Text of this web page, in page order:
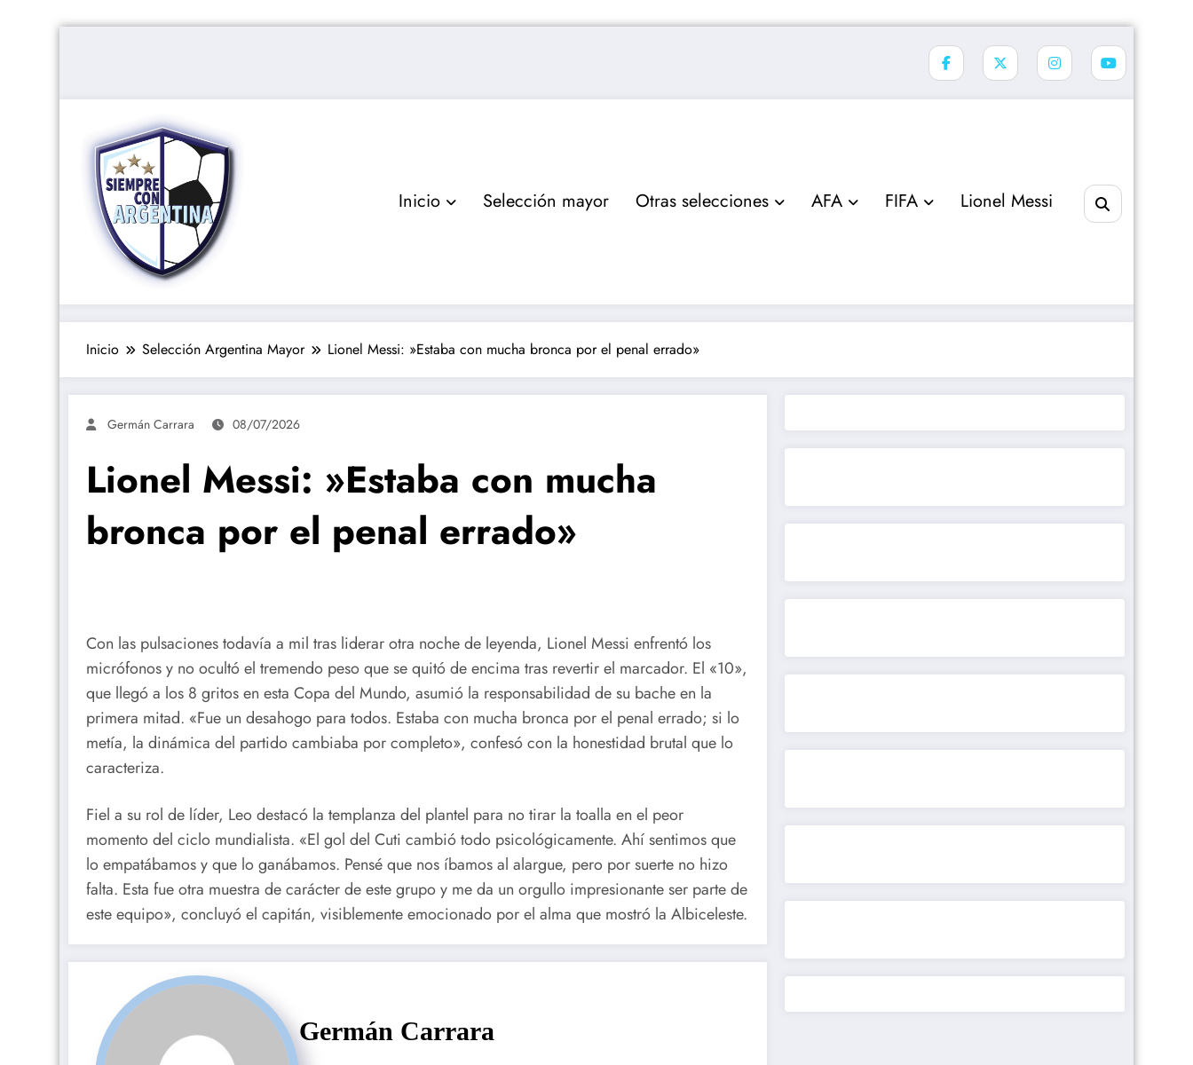
Inicio Selección mayor Otras selecciones AFA FIFA Lionel Messi
Inicio Selección Argentina Mayor Lionel Messi: »Estaba con mucha bronca por el penal errado»
Germán Carrara 08/07/2026
Lionel Messi: »Estaba con mucha
bronca por el penal errado»
Con las pulsaciones todavía a mil tras liderar otra noche de leyenda, Lionel Messi enfrentó los
micrófonos y no ocultó el tremendo peso que se quitó de encima tras revertir el marcador. El «10»,
que llegó a los 8 gritos en esta Copa del Mundo, asumió la responsabilidad de su bache en la
primera mitad. «Fue un desahogo para todos. Estaba con mucha bronca por el penal errado; si lo
metía, la dinámica del partido cambiaba por completo», confesó con la honestidad brutal que lo
caracteriza.
Fiel a su rol de líder, Leo destacó la templanza del plantel para no tirar la toalla en el peor
momento del ciclo mundialista. «El gol del Cuti cambió todo psicológicamente. Ahí sentimos que
lo empatábamos y que lo ganábamos. Pensé que nos íbamos al alargue, pero por suerte no hizo
falta. Esta fue otra muestra de carácter de este grupo y me da un orgullo impresionante ser parte de
este equipo», concluyó el capitán, visiblemente emocionado por el alma que mostró la Albiceleste.
Germán Carrara